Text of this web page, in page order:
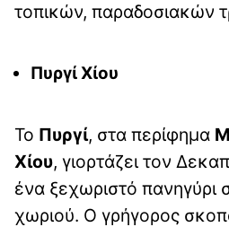
τοπικών, παραδοσιακών
Πυργί Χίου
Το Πυργί, στα περίφημα
Χίου, γιορτάζει τον
ένα ξεχωριστό πανηγύρι
χωριού. Ο γρήγορος